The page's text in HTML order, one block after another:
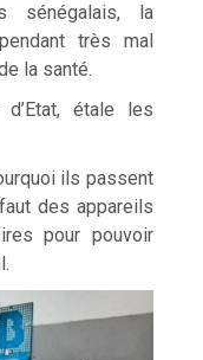
sénégalais, la
très mal
la santé.
d’Etat, étale les
ils passent
des appareils
pour pouvoir